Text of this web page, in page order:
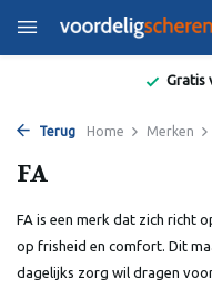
Gratis
Terug Home Merken
FA
FA is een merk dat zich richt
op frisheid en comfort. Dit
dagelijks zorg wil dragen